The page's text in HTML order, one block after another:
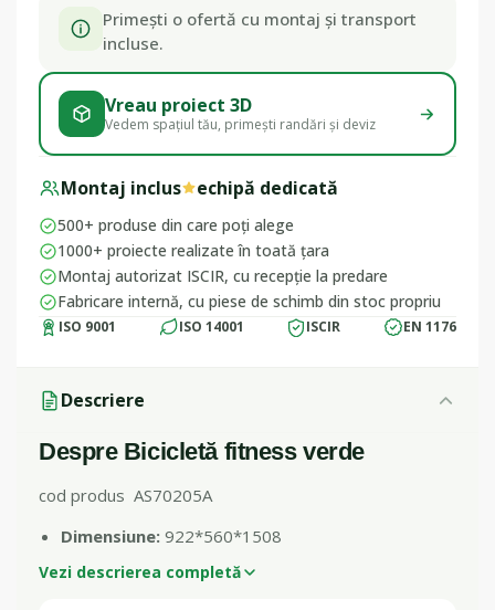
Primești o ofertă cu montaj și transport
incluse.
Vreau proiect 3D
Vedem spațiul tău, primești randări și deviz
Montaj inclus echipă dedicată
500+ produse din care poți alege
1000+ proiecte realizate în toată țara
Montaj autorizat ISCIR, cu recepție la predare
Fabricare internă, cu piese de schimb din stoc propriu
ISO 9001 ISO 14001 ISCIR EN 1176
Descriere
Despre Bicicletă fitness verde
cod produs AS70205A
Dimensiune: 922*560*1508
Vezi descrierea completă